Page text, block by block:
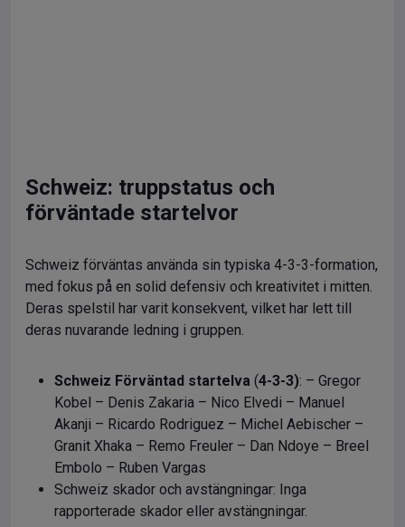
Schweiz: truppstatus och
förväntade startelvor
Schweiz förväntas använda sin typiska 4-3-3-formation,
med fokus på en solid defensiv och kreativitet i mitten.
Deras spelstil har varit konsekvent, vilket har lett till
deras nuvarande ledning i gruppen.
Schweiz Förväntad startelva (4-3-3): – Gregor
Kobel – Denis Zakaria – Nico Elvedi – Manuel
Akanji – Ricardo Rodriguez – Michel Aebischer –
Granit Xhaka – Remo Freuler – Dan Ndoye – Breel
Embolo – Ruben Vargas
Schweiz skador och avstängningar: Inga
rapporterade skador eller avstängningar.